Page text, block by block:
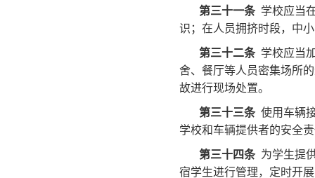
第三十一条学校应当
识；在人员拥挤时段，中
第三十二条学校应当
舍、餐厅等人员密集场所
故进行现场处置。
第三十三条使用车辆
学校和车辆提供者的安全
第三十四条为学生提
宿学生进行管理，定时开